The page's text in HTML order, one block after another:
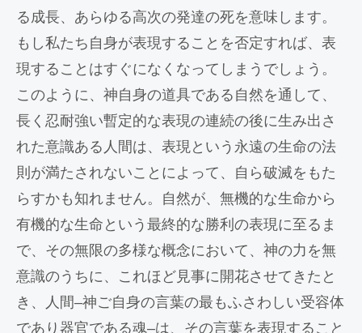
る成長、あらゆる高次の発達の死を意味します。
もし私たち自身が表現することを否定すれば、表
現することはすぐになくなってしまうでしょう。
このように、神自身の道具である自然を通して、
長く忍耐強い暫定的な表現の連続の後に生み出さ
れた意識ある人間は、表現という永遠の生命の法
則が満たされないことによって、自ら破滅をもた
らすかも知れません。自然が、無機的な生命から
有機的な生命という最終的な勝利の表現に至るま
で、その無限の多様な概念において、神の力を無
意識のうちに、これほど見事に開花させてきたと
き、人間–神ご自身の言葉の最もふさわしい受容体
であり器官である魂–は、その言葉を表現すること